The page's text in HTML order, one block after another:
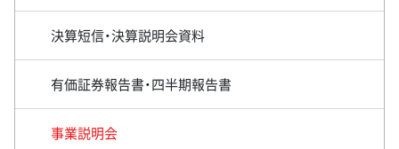
決算短信・決算説明会資料
有価証券報告書・四半期報告書
事業説明会